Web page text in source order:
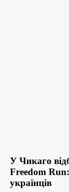
У Чикаго
Freedom
українців